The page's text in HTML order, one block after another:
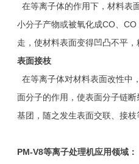
在等离子体的作用下，材料表
小分子产物或被氧化成CO、
走，使材料表面变得凹凸不平，
表面接枝
在等离子体对材料表面改性中
面分子的作用，使表面分子链
基团，随之发生表面交联、接枝
PM-V8等离子处理机应用领域：